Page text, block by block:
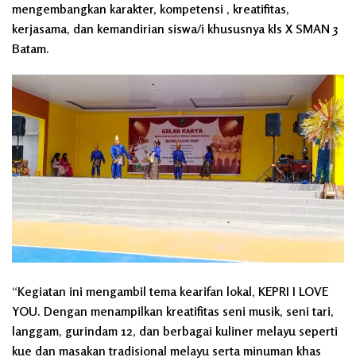
mengembangkan karakter, kompetensi , kreatifitas,
kerjasama, dan kemandirian siswa/i khususnya kls X SMAN 3
Batam.
“Kegiatan ini mengambil tema kearifan lokal, KEPRI I LOVE
YOU. Dengan menampilkan kreatifitas seni musik, seni tari,
langgam, gurindam 12, dan berbagai kuliner melayu seperti
kue dan masakan tradisional melayu serta minuman khas